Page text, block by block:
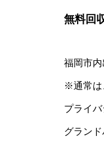
無料回
福岡市内
※通常は
プライ
グラン